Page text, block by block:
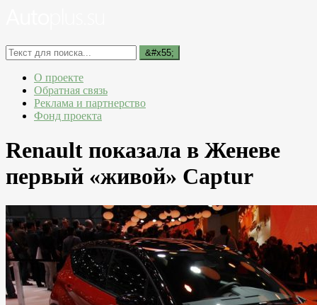
О проекте
Обратная связь
Реклама и партнерство
Фонд проекта
Renault показала в Женеве
первый «живой» Captur